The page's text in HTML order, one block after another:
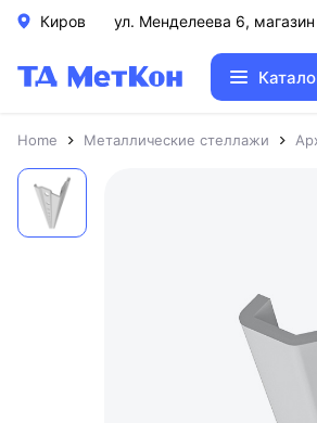
Киров ул. Менделеева 6,
Home Металлические стеллажи